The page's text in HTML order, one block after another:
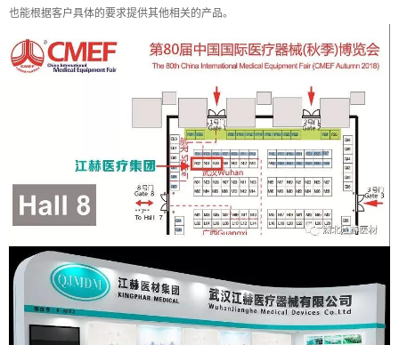
也能根据客户具体的要求提供其他相关的产品。